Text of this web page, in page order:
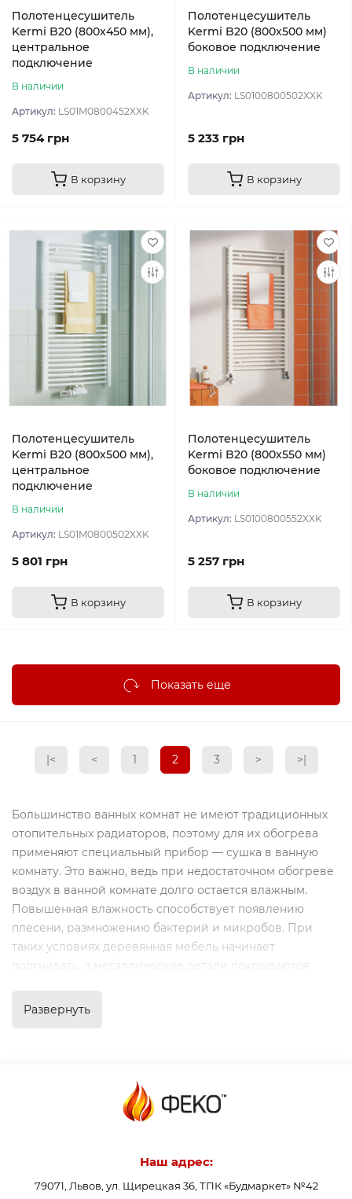
Полотенцесушитель
Kermi B20 (800х450 мм),
центральное
подключение
В наличии
Артикул: LS01M0800452XXK
5 754 грн
В корзину
Полотенцесушитель
Kermi B20 (800х500 мм)
боковое подключение
В наличии
Артикул: LS0100800502XXK
5 233 грн
В корзину
Полотенцесушитель
Kermi B20 (800х500 мм),
центральное
подключение
В наличии
Артикул: LS01M0800502XXK
5 801 грн
В корзину
Полотенцесушитель
Kermi B20 (800х550 мм)
боковое подключение
В наличии
Артикул: LS0100800552XXK
5 257 грн
В корзину
Показать еще
|< < 1 2 3 > >|
Большинство ванных комнат не имеют традиционных
отопительных радиаторов, поэтому для их обогрева
применяют специальный прибор — сушка в ванную
комнату. Это важно, ведь при недостаточном обогреве
воздух в ванной комнате долго остается влажным.
Повышенная влажность способствует появлению
плесени, размножению бактерий и микробов. При
таких условиях деревянная мебель начинает
комната должна хорошо обогреваться.
немецкой компании Kermi, которая представлена в
нашем интернет-магазине ФЕКО функциональными,
интересными и практичными моделями.
Функционал и разновидности
сушки для полотенец
Развернуть
Наш адрес:
79071, Львов, ул. Щирецкая 36, ТПК «Будмаркет» №42